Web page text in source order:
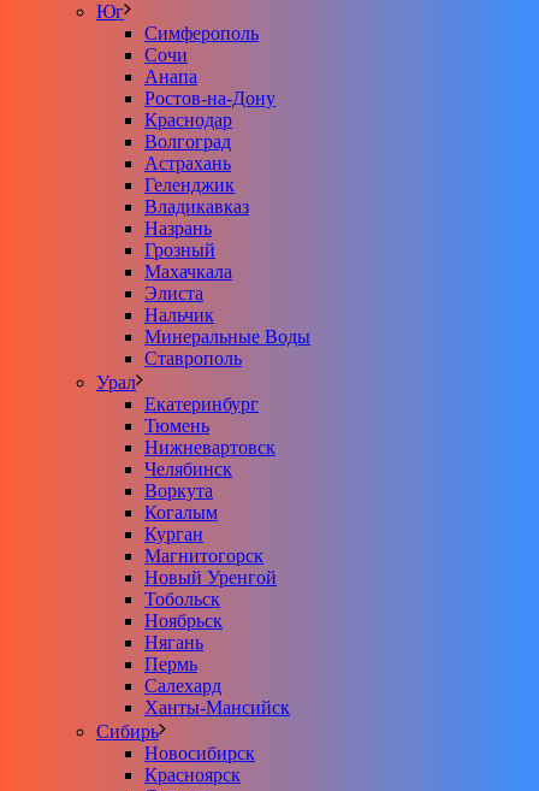
Юг
Симферополь
Сочи
Анапа
Ростов-на-Дону
Краснодар
Волгоград
Астрахань
Геленджик
Владикавказ
Назрань
Грозный
Махачкала
Элиста
Нальчик
Минеральные Воды
Ставрополь
Урал
Екатеринбург
Тюмень
Нижневартовск
Челябинск
Воркута
Когалым
Курган
Магнитогорск
Новый Уренгой
Тобольск
Ноябрьск
Нягань
Пермь
Салехард
Ханты-Мансийск
Сибирь
Новосибирск
Красноярск